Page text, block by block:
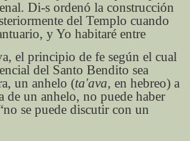
Di-s ordenó la construcción
del Templo cuando
y Yo habitaré entre
el principio de fe según el cual
del Santo Bendito sea
un anhelo (ta'ava, en hebreo) a
de un anhelo, no puede haber
se puede discutir con un